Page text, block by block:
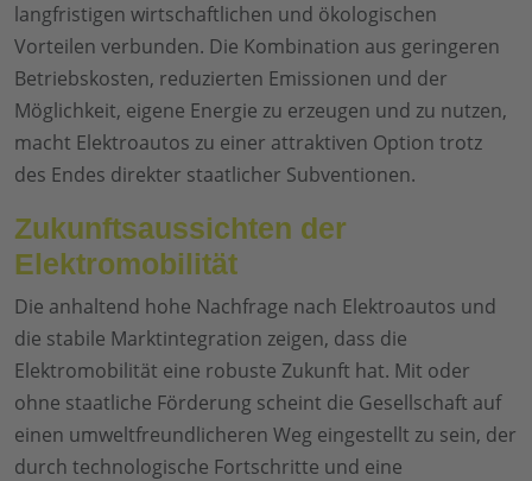
langfristigen wirtschaftlichen und ökologischen
Vorteilen verbunden. Die Kombination aus geringeren
Betriebskosten, reduzierten Emissionen und der
Möglichkeit, eigene Energie zu erzeugen und zu nutzen,
macht Elektroautos zu einer attraktiven Option trotz
des Endes direkter staatlicher Subventionen.
Zukunftsaussichten der
Elektromobilität
Die anhaltend hohe Nachfrage nach Elektroautos und
die stabile Marktintegration zeigen, dass die
Elektromobilität eine robuste Zukunft hat. Mit oder
ohne staatliche Förderung scheint die Gesellschaft auf
einen umweltfreundlicheren Weg eingestellt zu sein, der
durch technologische Fortschritte und eine